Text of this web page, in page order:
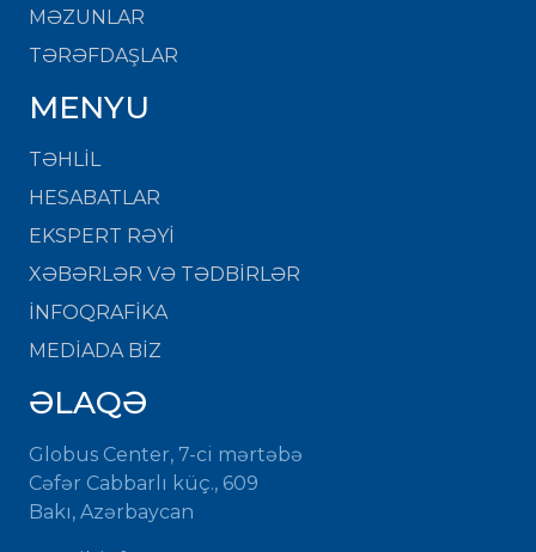
MƏZUNLAR
TƏRƏFDAŞLAR
MENYU
TƏHLİL
HESABATLAR
EKSPERT RƏYİ
XƏBƏRLƏR VƏ TƏDBİRLƏR
İNFOQRAFİKA
MEDİADA BİZ
ƏLAQƏ
Globus Center, 7-ci mərtəbə
Cəfər Cabbarlı küç., 609
Bakı, Azərbaycan